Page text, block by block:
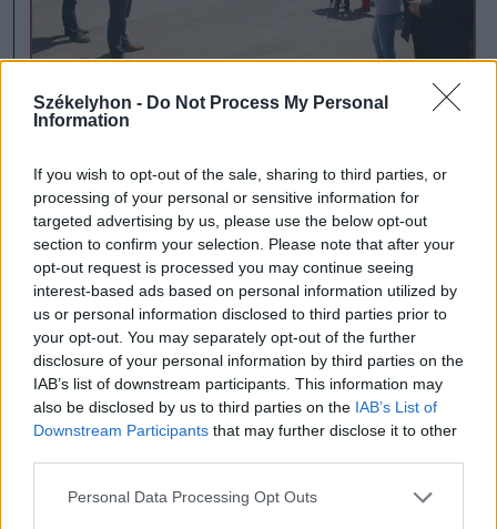
Székelyhon - Do Not Process My Personal
Information
If you wish to opt-out of the sale, sharing to third parties, or
processing of your personal or sensitive information for
targeted advertising by us, please use the below opt-out
section to confirm your selection. Please note that after your
opt-out request is processed you may continue seeing
interest-based ads based on personal information utilized by
us or personal information disclosed to third parties prior to
your opt-out. You may separately opt-out of the further
disclosure of your personal information by third parties on the
IAB’s list of downstream participants. This information may
also be disclosed by us to third parties on the IAB’s List of
Downstream Participants that may further disclose it to other
Personal Data Processing Opt Outs
csinnadrattával átadott
remetei hulladéklerakó? –
Barti Tihamér elmagyarázza
Székelyudvarhelyre viszik a remeteiek
háztartási szemetét annak ellenére, hogy
a nagyközségben kulcsrakész a megyei
szintű hulladéklerakó. Az uniós alapból
finanszírozott beruházás ezen része
készen van már 2016 májusától, mégsem
működik.